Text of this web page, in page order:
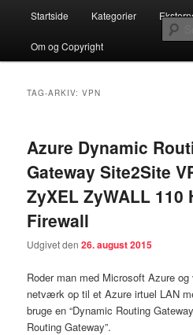
primært
indhold
sekundært
indholdSystemconnects
Startside Kategorier
Om og Copyright
TAG-ARKIV:VPN
Azure Dynamic
Gateway Site2Site
ZyXEL ZyWALL 110
Firewall
Udgivet den26. august 2015
Roder man med Microsoft Azure
netværk op til et Azure irtuel LAN
bruge en “Dynamic Routing
Routing Gateway”.